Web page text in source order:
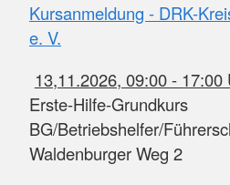
Kursanmeldung - DRK-
e. V.
13,11.2026, 09:00 - 17:00
Erste-Hilfe-Grundkurs
BG/Betriebshelfer/
Waldenburger Weg 2